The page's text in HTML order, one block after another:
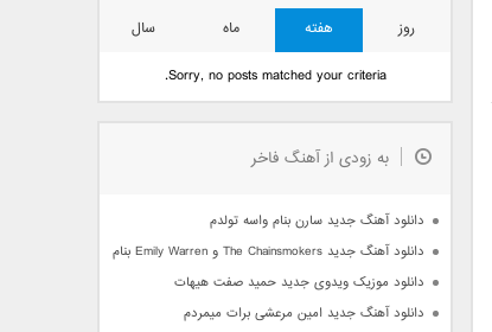
روز هفته ماه
سال
Sorry, no posts matched your criteria.
به زودی از آهنگ فاخر
دانلود آهنگ جدید سارن بنام واسه تولدم
دانلود آهنگ جدید The Chainsmokers و Emily Warren بنام Side Effects
دانلود موزیک ویدوی جدید حمید صفت هیهات
دانلود آهنگ جدید امین مرعشی برات میمردم